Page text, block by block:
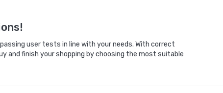
user tests in line with your needs. With correct
and finish your shopping by choosing the most suitable